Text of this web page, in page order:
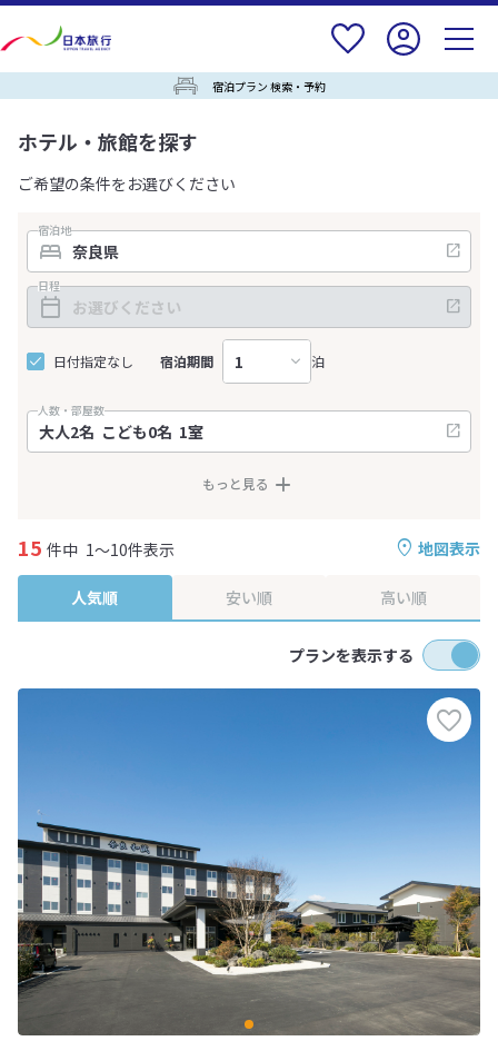
宿泊プラン 検索・予約
ホテル・旅館を探す
ご希望の条件をお選びください
宿泊地
日程
日付指定なし 宿泊期間 泊
人数・部屋数
もっと見る
地図表示
15 件中 1～10件表示
人気順 安い順 高い順
プランを表示する